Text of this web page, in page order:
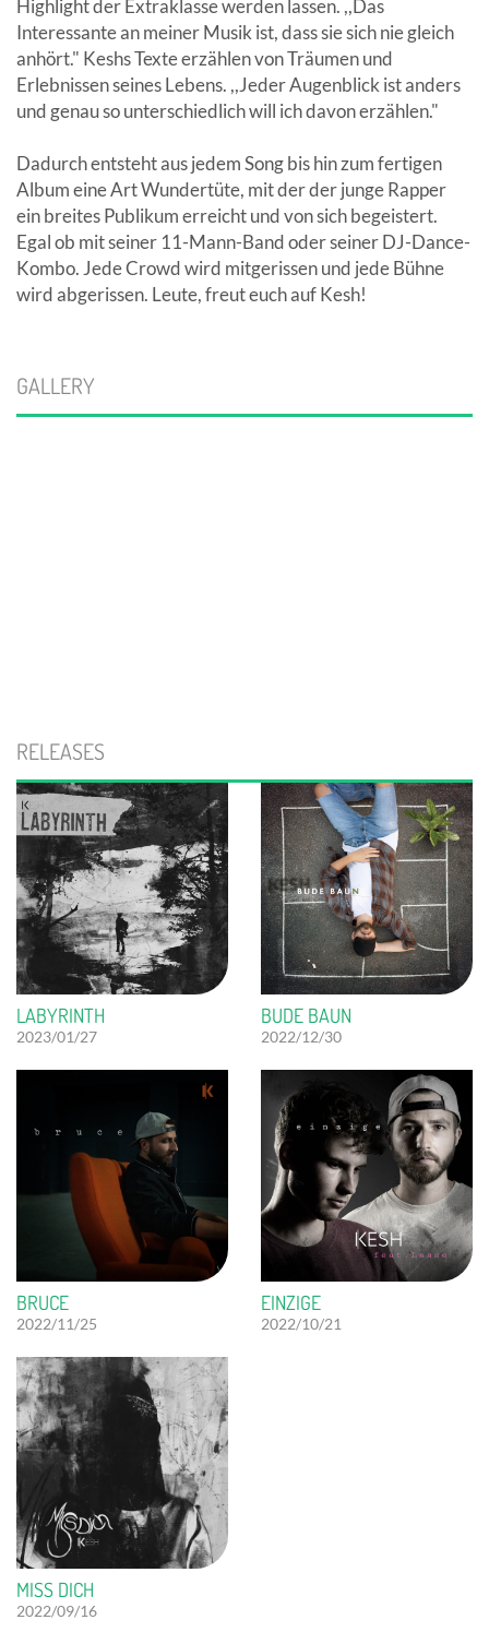
Highlight der Extraklasse werden lassen. ,,Das
Interessante an meiner Musik ist, dass sie sich nie gleich
anhört." Keshs Texte erzählen von Träumen und
Erlebnissen seines Lebens. ,,Jeder Augenblick ist anders
und genau so unterschiedlich will ich davon erzählen."
Dadurch entsteht aus jedem Song bis hin zum fertigen
Album eine Art Wundertüte, mit der der junge Rapper
ein breites Publikum erreicht und von sich begeistert.
Egal ob mit seiner 11-Mann-Band oder seiner DJ-Dance-
Kombo. Jede Crowd wird mitgerissen und jede Bühne
wird abgerissen. Leute, freut euch auf Kesh!
GALLERY
RELEASES
LABYRINTH
2023/01/27
BUDE BAUN
2022/12/30
BRUCE
2022/11/25
EINZIGE
2022/10/21
MISS DICH
2022/09/16